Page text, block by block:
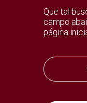
Que tal
campo
página